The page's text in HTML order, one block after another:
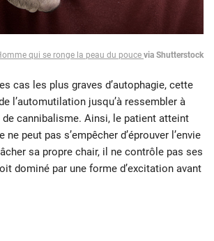
qui se ronge la peau du pouce via Shutterstock
cas les plus graves d’autophagie, cette
l’automutilation jusqu’à ressembler à
cannibalisme. Ainsi, le patient atteint
ne peut pas s’empêcher d’éprouver l’envie
sa propre chair, il ne contrôle pas ses
dominé par une forme d’excitation avant